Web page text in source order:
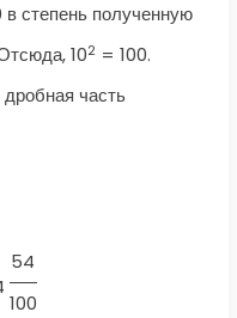
в степень полученную
102= 100.
часть
54
100